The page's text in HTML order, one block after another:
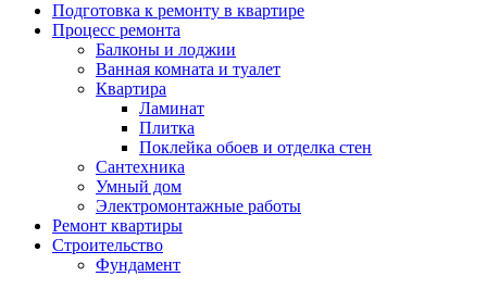
Подготовка к ремонту в квартире
Процесс ремонта
Балконы и лоджии
Ванная комната и туалет
Квартира
Ламинат
Плитка
Поклейка обоев и отделка стен
Сантехника
Умный дом
Электромонтажные работы
Ремонт квартиры
Строительство
Фундамент